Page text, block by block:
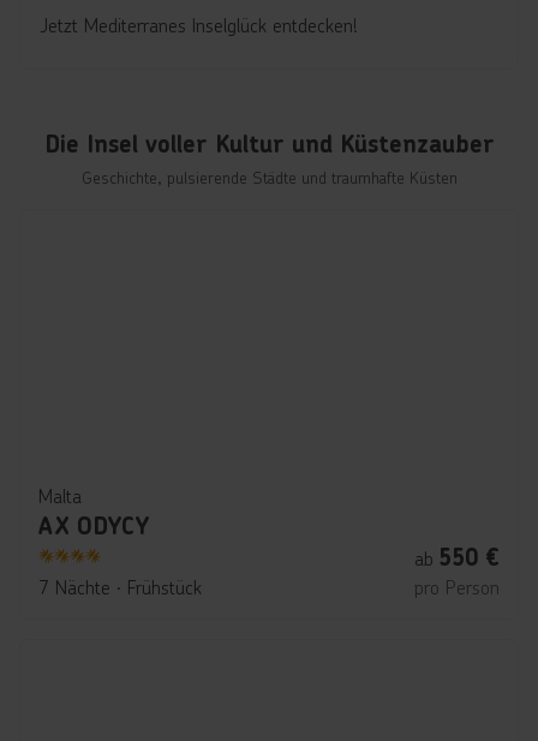
Jetzt Mediterranes Inselglück entdecken!
Die Insel voller Kultur und Küstenzauber
Geschichte, pulsierende Städte und traumhafte Küsten
Malta
AX ODYCY
4
7 Nächte ∙ Frühstück
ab 550 €
pro Person